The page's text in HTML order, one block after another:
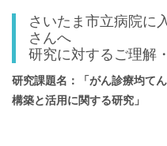
さいたま市立病院に
さんへ
研究に対するご理解
研究課題名：「がん診療均て
構築と活用に関する研究」